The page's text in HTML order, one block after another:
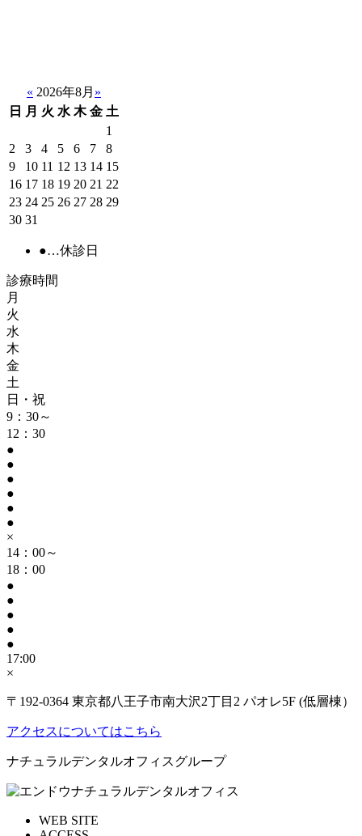
« 2026年8月 »
日
月 火 水 木 金 土
1
2
3 4 5 6 7
8
9
10 11 12 13 14 15
16 17 18 19 20 21 22
23 24 25 26 27 28 29
30 31
●…休診日
診療時間
月
火
水
木
金
土
日・祝
9：30～
12：30
●
●
●
●
●
●
×
14：00～
18：00
●
●
●
●
●
17:00
×
〒192-0364 東京都八王子市南大沢2丁目2 パオレ5F (低層棟）
アクセスについてはこちら
ナチュラルデンタルオフィスグループ
WEB SITE